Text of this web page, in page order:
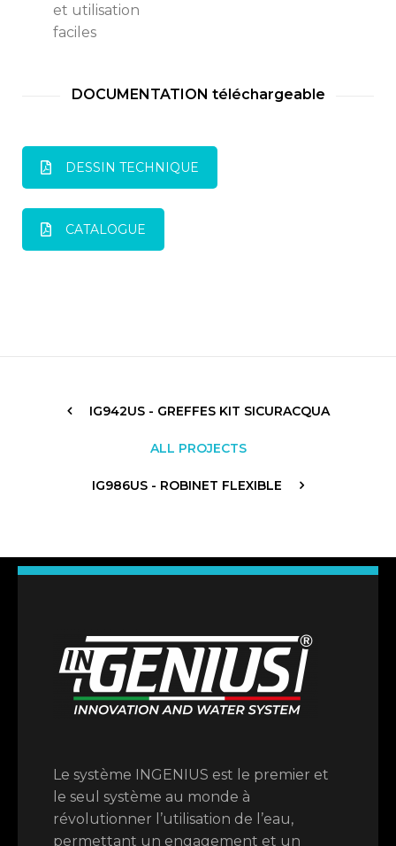
et utilisation
faciles
DOCUMENTATION téléchargeable
DESSIN TECHNIQUE
CATALOGUE
IG942US - GREFFES KIT SICURACQUA
ALL PROJECTS
IG986US - ROBINET FLEXIBLE
Le système INGENIUS est le premier et
le seul système au monde à
révolutionner l’utilisation de l’eau,
permettant un engagement et un